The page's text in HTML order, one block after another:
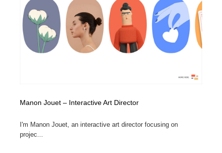
Manon Jouet – Interactive Art Director
I'm Manon Jouet, an interactive art director focusing on
projec...